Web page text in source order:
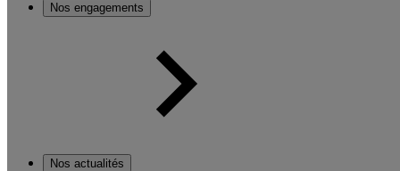
Nos engagements
Nos actualités